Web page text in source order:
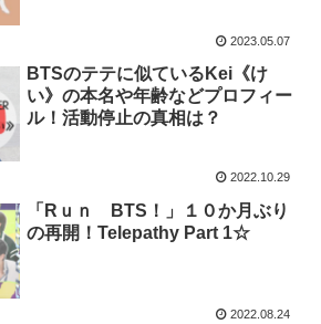
2023.05.07
BTSのテテに似ているKei《け
い》の本名や年齢などプロフィー
ル！活動停止の真相は？
2022.10.29
「Rｕｎ BTS！」１０か月ぶり
の再開！Telepathy Part 1☆
2022.08.24